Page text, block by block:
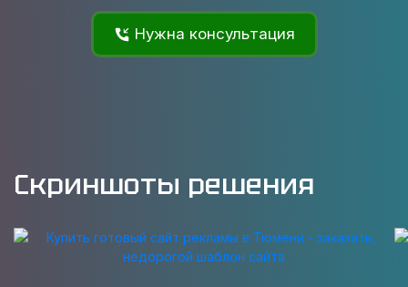
Нужна консультация
Скриншоты решения